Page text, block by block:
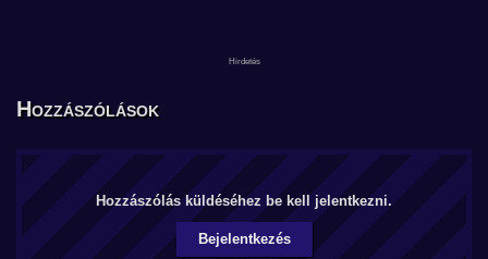
Hozzászólások
Hozzászólás küldéséhez be kell jelentkezni.
Bejelentkezés